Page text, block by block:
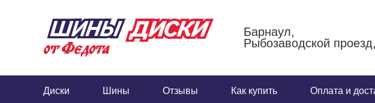
Барнаул,
Рыбозаводской
Диски Шины Отзывы Как купить Оплата и